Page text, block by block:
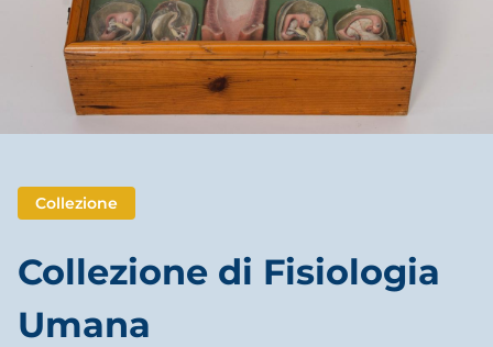
Collezione
Collezione di Fisiologia
Umana